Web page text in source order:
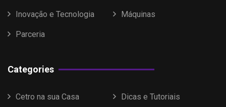
Inovação e Tecnologia Máquinas
Parceria
Categories
Cetro na sua Casa Dicas e Tutoriais